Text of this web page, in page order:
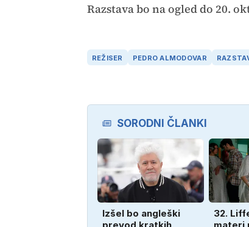
Razstava bo na ogled do 20.
REŽISER PEDRO ALMODOVAR
SORODNI ČLANKI
Izšel bo angleški
32.